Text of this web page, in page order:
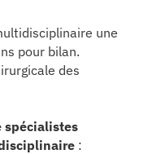
une
pour bilan.
des
spécialistes
: